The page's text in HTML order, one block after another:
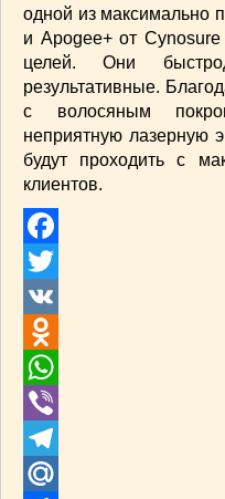
одной из максимально
и Apogee+ от
целей. Они
результативные.
с волосяным
неприятную лазерную
будут проходить с
клиентов.
Facebook
Twitter
VK
Odnoklassniki
WhatsApp
Viber
Telegram